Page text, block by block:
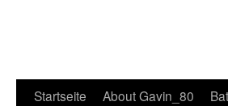
Startseite About Gavin_80